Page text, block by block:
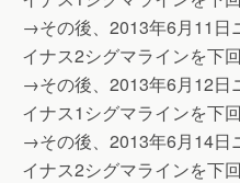
→その後、2013年6月11日
イナス2シグマラインを下
→その後、2013年6月12日
イナス1シグマラインを下
→その後、2013年6月14日
イナス2シグマラインを下